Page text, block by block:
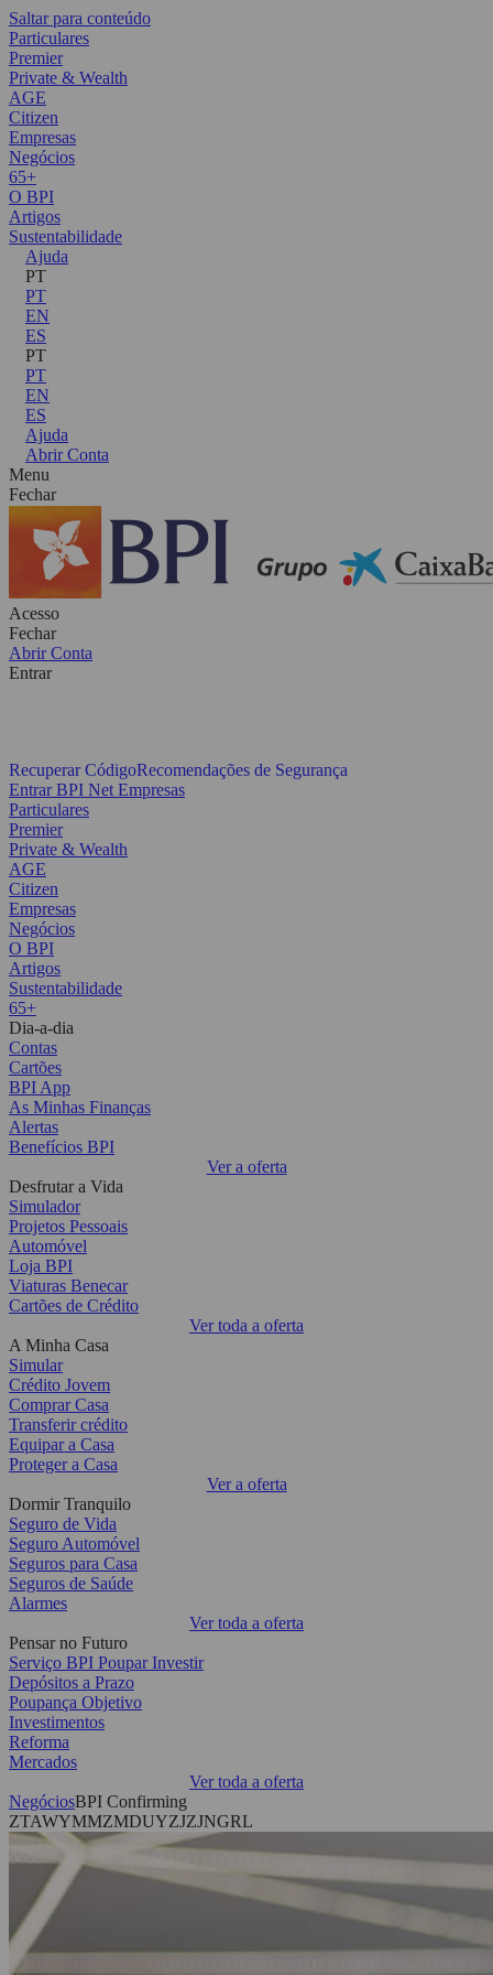
Saltar para conteúdo
Particulares
Premier
Private & Wealth
AGE
Citizen
Empresas
Negócios
65+
O BPI
Artigos
Sustentabilidade
Ajuda
PT
PT
EN
ES
PT
PT
EN
ES
Ajuda
Abrir Conta
Menu
Fechar
Acesso
Fechar
Abrir Conta
Entrar
Recuperar CódigoRecomendações de Segurança
Entrar BPI Net Empresas
Particulares
Premier
Private & Wealth
AGE
Citizen
Empresas
Negócios
O BPI
Artigos
Sustentabilidade
65+
Dia-a-dia
Contas
Cartões
BPI App
As Minhas Finanças
Alertas
Benefícios BPI
Ver a oferta
Desfrutar a Vida
Simulador
Projetos Pessoais
Automóvel
Loja BPI
Viaturas Benecar
Cartões de Crédito
Ver toda a oferta
A Minha Casa
Simular
Crédito Jovem
Comprar Casa
Transferir crédito
Equipar a Casa
Proteger a Casa
Ver a oferta
Dormir Tranquilo
Seguro de Vida
Seguro Automóvel
Seguros para Casa
Seguros de Saúde
Alarmes
Ver toda a oferta
Pensar no Futuro
Serviço BPI Poupar Investir
Depósitos a Prazo
Poupança Objetivo
Investimentos
Reforma
Mercados
Ver toda a oferta
NegóciosBPI Confirming
ZTAWYMMZMDUYZJZJNGRL